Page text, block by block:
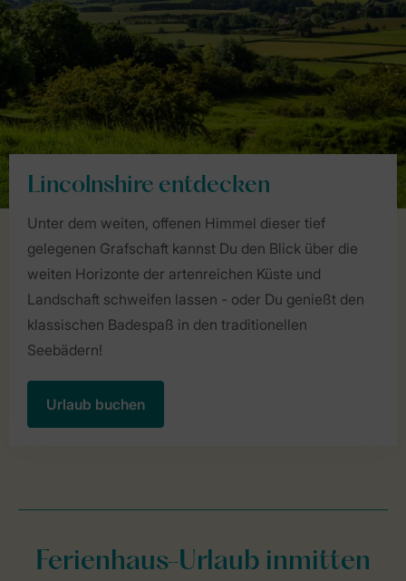
Lincolnshire entdecken
Unter dem weiten, offenen Himmel dieser tief
gelegenen Grafschaft kannst Du den Blick über die
weiten Horizonte der artenreichen Küste und
Landschaft schweifen lassen - oder Du genießt den
klassischen Badespaß in den traditionellen
Seebädern!
Urlaub buchen
Ferienhaus-Urlaub inmitten